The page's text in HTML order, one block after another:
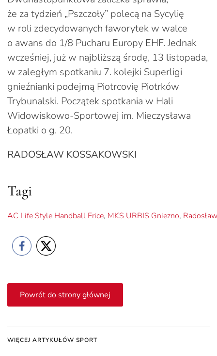
że za tydzień „Pszczoły” polecą na Sycylię
w roli zdecydowanych faworytek w walce
o awans do 1/8 Pucharu Europy EHF. Jednak
wcześniej, już w najbliższą środę, 13 listopada,
w zaległym spotkaniu 7. kolejki Superligi
gnieźnianki podejmą Piotrcovię Piotrków
Trybunalski. Początek spotkania w Hali
Widowiskowo-Sportowej im. Mieczysława
Łopatki o g. 20.
RADOSŁAW KOSSAKOWSKI
Tagi
AC Life Style Handball Erice, MKS URBIS Gniezno,
Powrót do strony głównej
WIĘCEJ ARTYKUŁÓW SPORT